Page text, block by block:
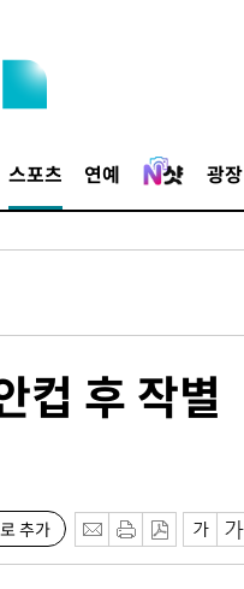
스포츠 연예 광장
컵 후 작별
추가